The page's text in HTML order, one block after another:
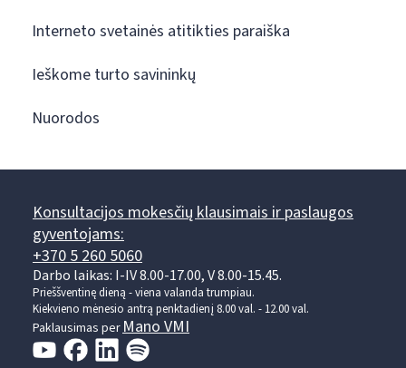
Interneto svetainės atitikties paraiška
Ieškome turto savininkų
Nuorodos
Konsultacijos mokesčių klausimais ir paslaugos
gyventojams:
+370 5 260 5060
Darbo laikas: I-IV 8.00-17.00, V 8.00-15.45.
Prieššventinę dieną - viena valanda trumpiau.
Kiekvieno mėnesio antrą penktadienį 8.00 val. - 12.00 val.
Paklausimas perMano VMI